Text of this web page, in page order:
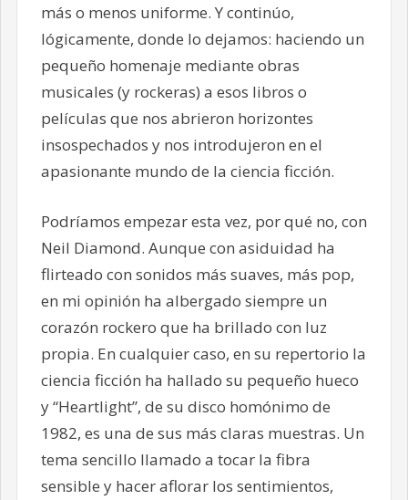
más o menos uniforme. Y continúo,
lógicamente, donde lo dejamos: haciendo un
pequeño homenaje mediante obras
musicales (y rockeras) a esos libros o
películas que nos abrieron horizontes
insospechados y nos introdujeron en el
apasionante mundo de la ciencia ficción.
Podríamos empezar esta vez, por qué no, con
Neil Diamond. Aunque con asiduidad ha
flirteado con sonidos más suaves, más pop,
en mi opinión ha albergado siempre un
corazón rockero que ha brillado con luz
propia. En cualquier caso, en su repertorio la
ciencia ficción ha hallado su pequeño hueco
y “Heartlight”, de su disco homónimo de
1982, es una de sus más claras muestras. Un
tema sencillo llamado a tocar la fibra
sensible y hacer aflorar los sentimientos,